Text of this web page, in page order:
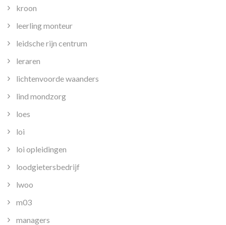
kroon
leerling monteur
leidsche rijn centrum
leraren
lichtenvoorde waanders
lind mondzorg
loes
loi
loi opleidingen
loodgietersbedrijf
lwoo
m03
managers